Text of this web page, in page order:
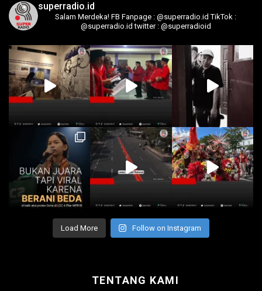
superradio.id
Salam Merdeka! FB Fanpage : @superradio.id TikTok :
@superradio.id twitter : @superradioid
Load More Follow on Instagram
TENTANG KAMI